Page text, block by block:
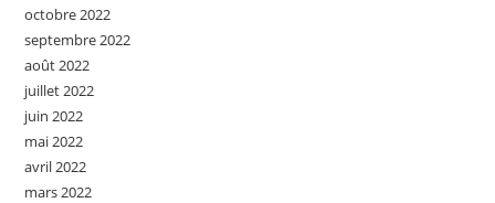
octobre 2022
septembre 2022
août 2022
juillet 2022
juin 2022
mai 2022
avril 2022
mars 2022